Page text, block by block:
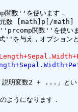
関数''を使います．
元数 [math]p[/math]
関数''を使います
与え，オプションと
明変数2 + ...」という
ようになります．